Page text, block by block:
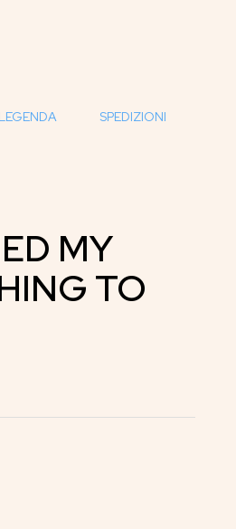
LEGENDA SPEDIZIONI
MY
TO